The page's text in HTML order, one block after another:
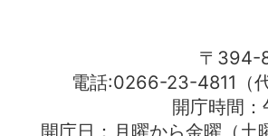
〒394-
電話:0266-23-4811
開庁時間
開庁日：月曜から金曜（土